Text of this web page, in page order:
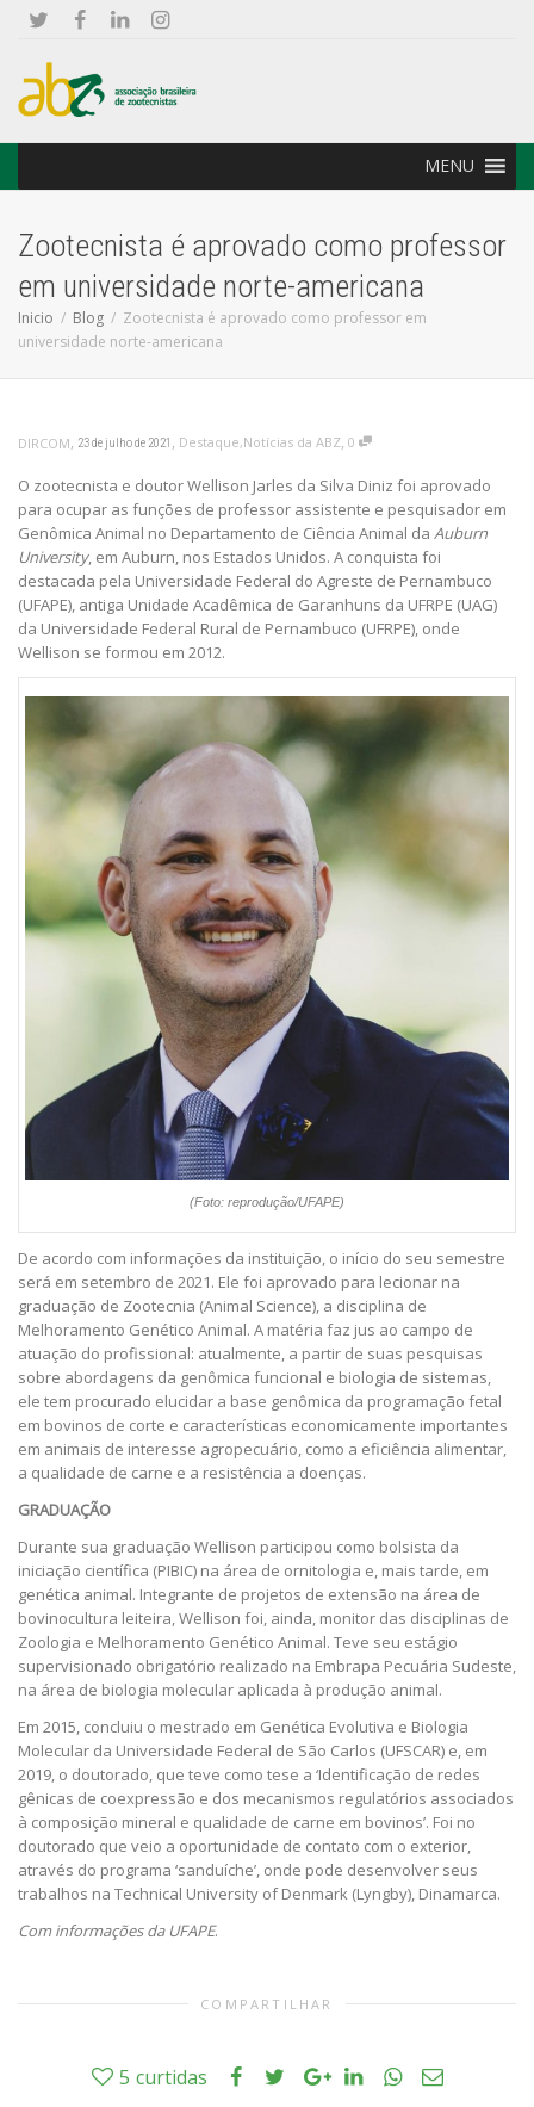
MENU
Zootecnista é aprovado como professor
em universidade norte-americana
Inicio Blog
Zootecnista é aprovado como professor em
universidade norte-americana
DIRCOM, 23 de julho de 2021 , Destaque,Notícias da ABZ, 0
O zootecnista e doutor Wellison Jarles da Silva Diniz foi aprovado
para ocupar as funções de professor assistente e pesquisador em
Genômica Animal no Departamento de Ciência Animal da Auburn
University, em Auburn, nos Estados Unidos. A conquista foi
destacada pela Universidade Federal do Agreste de Pernambuco
(UFAPE), antiga Unidade Acadêmica de Garanhuns da UFRPE (UAG)
da Universidade Federal Rural de Pernambuco (UFRPE), onde
Wellison se formou em 2012.
(Foto: reprodução/UFAPE)
De acordo com informações da instituição, o início do seu semestre
será em setembro de 2021. Ele foi aprovado para lecionar na
graduação de Zootecnia (Animal Science), a disciplina de
Melhoramento Genético Animal. A matéria faz jus ao campo de
atuação do profissional: atualmente, a partir de suas pesquisas
sobre abordagens da genômica funcional e biologia de sistemas,
ele tem procurado elucidar a base genômica da programação fetal
em bovinos de corte e características economicamente importantes
em animais de interesse agropecuário, como a eficiência alimentar,
a qualidade de carne e a resistência a doenças.
GRADUAÇÃO
Durante sua graduação Wellison participou como bolsista da
iniciação científica (PIBIC) na área de ornitologia e, mais tarde, em
genética animal. Integrante de projetos de extensão na área de
bovinocultura leiteira, Wellison foi, ainda, monitor das disciplinas de
Zoologia e Melhoramento Genético Animal. Teve seu estágio
supervisionado obrigatório realizado na Embrapa Pecuária Sudeste,
na área de biologia molecular aplicada à produção animal.
Em 2015, concluiu o mestrado em Genética Evolutiva e Biologia
Molecular da Universidade Federal de São Carlos (UFSCAR) e, em
2019, o doutorado, que teve como tese a ‘Identificação de redes
gênicas de coexpressão e dos mecanismos regulatórios associados
à composição mineral e qualidade de carne em bovinos’. Foi no
doutorado que veio a oportunidade de contato com o exterior,
através do programa ‘sanduíche’, onde pode desenvolver seus
trabalhos na Technical University of Denmark (Lyngby), Dinamarca.
Com informações da UFAPE.
COMPARTILHAR
5 curtidas